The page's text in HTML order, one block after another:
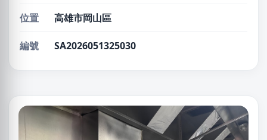
位置 高雄市岡山區
編號 SA2026051325030